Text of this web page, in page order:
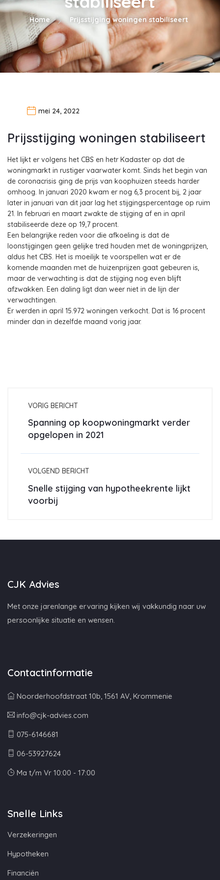
Home Prijsstijging woningen stabiliseert
mei 24, 2022
Prijsstijging woningen stabiliseert
Het lijkt er volgens het CBS en hetr Kadaster op dat de
woningmarkt in rustiger vaarwater komt. Sinds het begin van
de coronacrisis ging de prijs van koophuizen steeds harder
omhoog. In januari 2020 kwam er nog 6,3 procent bij, 2 jaar
later in januari van dit jaar lag het stijgingspercentage op ruim
21. In februari en maart zwakte de stijging af en in april
stabiliseerde deze op 19,7 procent.
Een belangrijke reden voor die afkoeling is dat de
loonstijgingen geen gelijke tred houden met de woningprijzen,
aldus het CBS. Het is moeilijk te voorspellen wat er de
komende maanden met de huizenprijzen gaat gebeuren is,
maar de verwachting is dat de stijging nog even blijft
afzwakken. Een daling ligt dan weer niet in de lijn der
verwachtingen.
Er werden in april 15.972 woningen verkocht. Dat is 16 procent
minder dan in dezelfde maand vorig jaar.
VORIG BERICHT
Spanning op koopwoningmarkt verder
opgelopen in 2021
VOLGEND BERICHT
Snelle stijging van hypotheekrente lijkt
voorbij
CJK Advies
Met onze jarenlange ervaring kijken wij vakkundig naar uw
persoonlijke situatie en wensen.
Contactinformatie
Noorderhoofdstraat 10b, 1561 AV, Krommenie
info@cjk-advies.com
075-6146681
06-53927624
Ma t/m Vr 10:00 - 17:00
Snelle Links
Verzekeringen
Hypotheken
Financiën